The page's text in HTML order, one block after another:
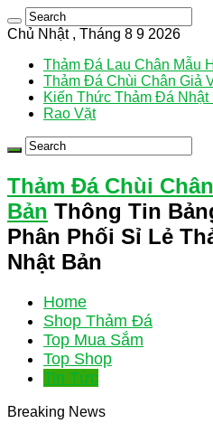
Chủ Nhật , Tháng 8 9 2026
Thảm Đá Lau Chân Mẫu
Thảm Đá Chùi Chân Giả
Kiến Thức Thảm Đá Nhật
Rao Vặt
Thảm Đá Chùi
Bản Thông Tin
Phân Phối Sỉ Lẻ
Nhật Bản
Home
Shop Thảm Đá
Top Mua Sắm
Top Shop
Tin Tức
Breaking News